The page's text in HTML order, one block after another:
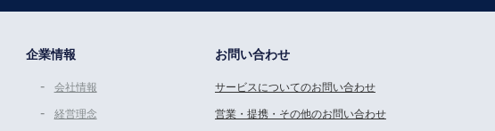
企業情報
会社情報
経営理念
お問い合わせ
サービスについてのお問い合わせ
営業・提携・その他のお問い合わせ